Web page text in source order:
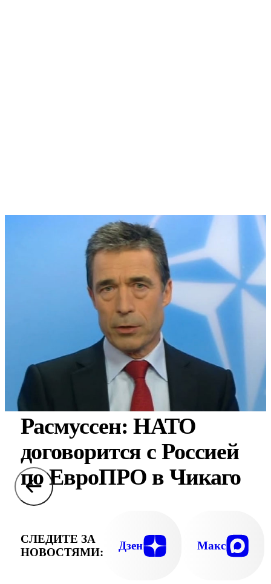
Расмуссен: НАТО
договорится с Россией
по ЕвроПРО в Чикаго
СЛЕДИТЕ ЗА
НОВОСТЯМИ:
Дзен Макс